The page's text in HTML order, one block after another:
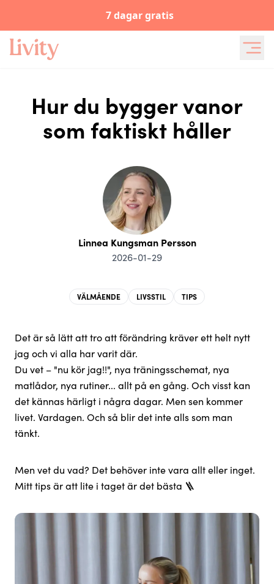
7 dagar gratis
Hur du bygger vanor
som faktiskt håller
Linnea Kungsman Persson
2026-01-29
VÄLMÅENDE LIVSSTIL TIPS
Det är så lätt att tro att förändring kräver ett helt nytt
jag och vi alla har varit där.
Du vet – "nu kör jag!!", nya träningsschemat, nya
matlådor, nya rutiner... allt på en gång. Och visst kan
det kännas härligt i några dagar. Men sen kommer
livet. Vardagen. Och så blir det inte alls som man
tänkt.
Men vet du vad? Det behöver inte vara allt eller inget.
Mitt tips är att lite i taget är det bästa 🪜